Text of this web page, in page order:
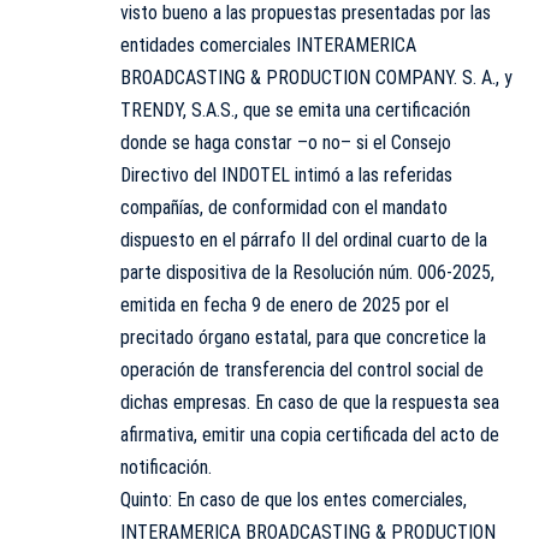
visto bueno a las propuestas presentadas por las
entidades comerciales INTERAMERICA
BROADCASTING & PRODUCTION COMPANY. S. A., y
TRENDY, S.A.S., que se emita una certificación
donde se haga constar –o no– si el Consejo
Directivo del INDOTEL intimó a las referidas
compañías, de conformidad con el mandato
dispuesto en el párrafo II del ordinal cuarto de la
parte dispositiva de la Resolución núm. 006-2025,
emitida en fecha 9 de enero de 2025 por el
precitado órgano estatal, para que concretice la
operación de transferencia del control social de
dichas empresas. En caso de que la respuesta sea
afirmativa, emitir una copia certificada del acto de
notificación.
Quinto: En caso de que los entes comerciales,
INTERAMERICA BROADCASTING & PRODUCTION